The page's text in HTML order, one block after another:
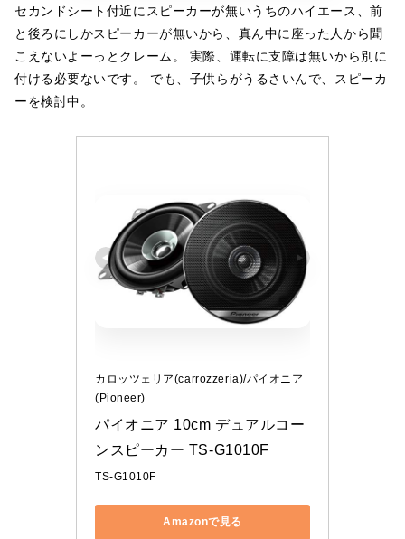
セカンドシート付近にスピーカーが無いうちのハイエース、前
と後ろにしかスピーカーが無いから、真ん中に座った人から聞
こえないよーっとクレーム。 実際、運転に支障は無いから別に
付ける必要ないです。 でも、子供らがうるさいんで、スピーカ
ーを検討中。
カロッツェリア(carrozzeria)/パイオニア
(Pioneer)
パイオニア 10cm デュアルコー
ンスピーカー TS-G1010F
TS-G1010F
Amazonで見る